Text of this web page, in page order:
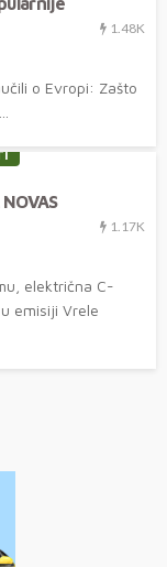
1.48K
o Evropi: Zašto
1.17K
električna C-
emisiji Vrele